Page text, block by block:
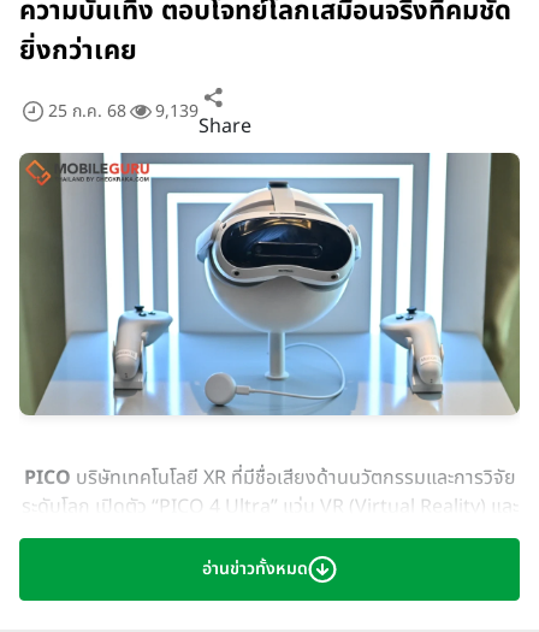
ความบันเทิง ตอบโจทย์โลกเสมือนจริงที่คมชัด
ยิ่งกว่าเคย
25 ก.ค. 68 9,139Share
PICO บริษัทเทคโนโลยี XR ที่มีชื่อเสียงด้านนวัตกรรมและการวิจัย
ระดับโลก เปิดตัว “PICO 4 Ultra” แว่น VR (Virtual Reality) และ
MR (Mixed Reality) ครั้งแรกในประเทศไทยอย่างเป็นทางการ
นับเป็นก้าวสำคัญในการปฏิวัติเทคโนโลยี MR ยกระดับการใช้ชีวิต
ด้วยประสบการณ์เสมือนจริงที่สมบูรณ์แบบ ทั้งภาพและเสียงครบ
อ่านข่าวทั้งหมด